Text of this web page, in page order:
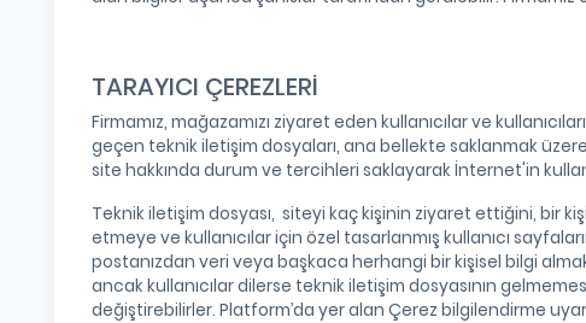
TARAYICI ÇEREZLERİ
Firmamız, mağazamızı ziyaret eden kullanıcılar ve
geçen teknik iletişim dosyaları, ana bellekte saklanmak
site hakkında durum ve tercihleri saklayarak İnternet'in
Teknik iletişim dosyası, siteyi kaç kişinin ziyaret ettiğini, bir
etmeye ve kullanıcılar için özel tasarlanmış kullanıcı
postanızdan veri veya başkaca herhangi bir kişisel bilgi
ancak kullanıcılar dilerse teknik iletişim dosyasının
değiştirebilirler. Platform’da yer alan Çerez bilgilendirme